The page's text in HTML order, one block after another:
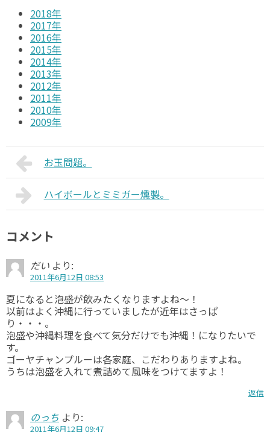
2018年
2017年
2016年
2015年
2014年
2013年
2012年
2011年
2010年
2009年
お玉問題。
ハイボールとミミガー燻製。
コメント
だい より:
2011年6月12日 08:53
夏になると泡盛が飲みたくなりますよね～！
以前はよく沖縄に行っていましたが近年はさっぱ
り・・・。
泡盛や沖縄料理を食べて気分だけでも沖縄！になりたいで
す。
ゴーヤチャンプルーは各家庭、こだわりありますよね。
うちは泡盛を入れて煮詰めて風味をつけてますよ！
返信
のっち より:
2011年6月12日 09:47